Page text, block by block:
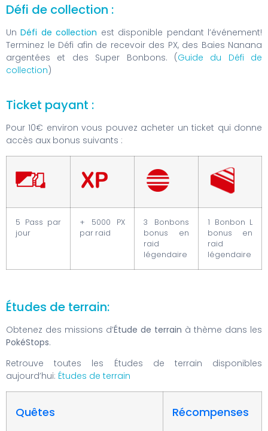
Défi de collection :
UnDéfi de collection est disponible pendant l’événement!
Terminez le Défi afin de recevoir des PX, des Baies Nanana
argentées et des Super Bonbons. (Guide du Défi de
collection)
Ticket payant :
Pour 10€ environ vous pouvez acheter un ticket qui donne
accès aux bonus suivants :
5 Pass par
jour
+ 5000 PX
par raid
3 Bonbons
bonus en
raid
légendaire
1 Bonbon L
bonus en
raid
légendaire
Études de terrain:
Obtenez des missions d’Étude de terrain à thème dans les
PokéStops.
Retrouve toutes les Études de terrain disponibles
aujourd’hui: Études de terrain
Quêtes Récompenses